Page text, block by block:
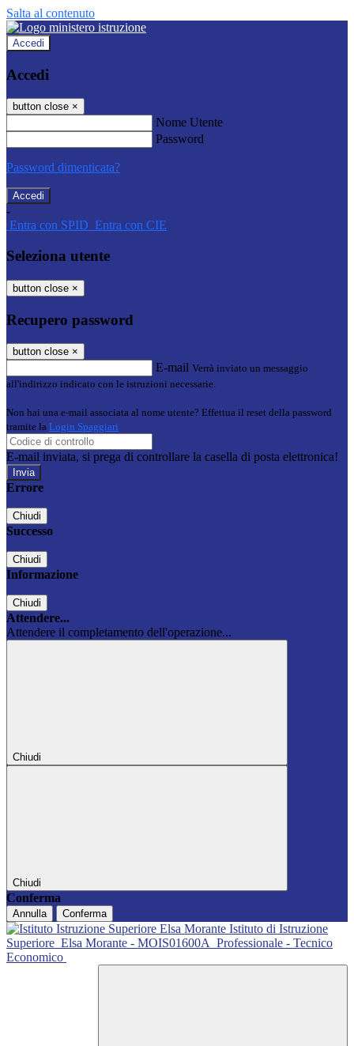
Salta al contenuto
Accedi
Accedi
button close ×
Nome Utente
Password
Password dimenticata?
-
Entra con SPID Entra con CIE
Seleziona utente
button close ×
Recupero password
button close ×
E-mail Verrà inviato un messaggio
all'indirizzo indicato con le istruzioni necessarie.
Non hai una e-mail associata al nome utente? Effettua il reset della password
tramite la Login Spaggiari
E-mail inviata, si prega di controllare la casella di posta elettronica!
Errore
Chiudi
Successo
Chiudi
Informazione
Chiudi
Attendere...
Attendere il completamento dell'operazione...
Chiudi
Chiudi
Conferma
Annulla Conferma
Istituto di Istruzione
Superiore Elsa Morante - MOIS01600A Professionale - Tecnico
Economico